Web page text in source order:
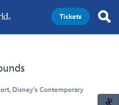
Tickets
Disney's Contemporary